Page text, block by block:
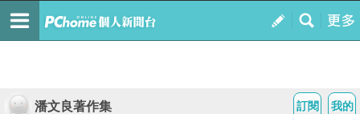
我的
訂閱
潘文良著作集